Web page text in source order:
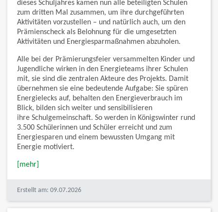
dieses Schuljahres kamen nun alle beteiligten Schulen
zum dritten Mal zusammen, um ihre durchgeführten
Aktivitäten vorzustellen – und natürlich auch, um den
Prämienscheck als Belohnung für die umgesetzten
Aktivitäten und Energiesparmaßnahmen abzuholen.
Alle bei der Prämierungsfeier versammelten Kinder und
Jugendliche wirken in den Energieteams ihrer Schulen
mit, sie sind die zentralen Akteure des Projekts. Damit
übernehmen sie eine bedeutende Aufgabe: Sie spüren
Energielecks auf, behalten den Energieverbrauch im
Blick, bilden sich weiter und sensibilisieren
ihre Schulgemeinschaft. So werden in Königswinter rund
3.500 Schülerinnen und Schüler erreicht und zum
Energiesparen und einem bewussten Umgang mit
Energie motiviert.
[mehr]
Erstellt am: 09.07.2026